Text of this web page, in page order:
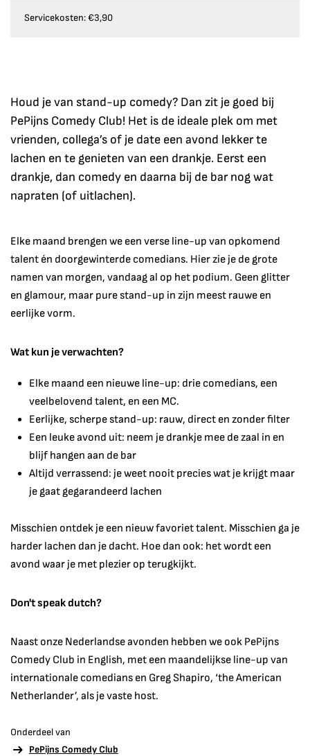
Servicekosten: €3,90
Houd je van stand-up comedy? Dan zit je goed bij
PePijns Comedy Club! Het is de ideale plek om met
vrienden, collega’s of je date een avond lekker te
lachen en te genieten van een drankje. Eerst een
drankje, dan comedy en daarna bij de bar nog wat
napraten (of uitlachen).
Elke maand brengen we een verse line-up van opkomend
talent én doorgewinterde comedians. Hier zie je de grote
namen van morgen, vandaag al op het podium. Geen glitter
en glamour, maar pure stand-up in zijn meest rauwe en
eerlijke vorm.
Wat kun je verwachten?
Elke maand een nieuwe line-up: drie comedians, een
veelbelovend talent, en een MC.
Eerlijke, scherpe stand-up: rauw, direct en zonder filter
Een leuke avond uit: neem je drankje mee de zaal in en
blijf hangen aan de bar
Altijd verrassend: je weet nooit precies wat je krijgt maar
je gaat gegarandeerd lachen
Misschien ontdek je een nieuw favoriet talent. Misschien ga je
harder lachen dan je dacht. Hoe dan ook: het wordt een
avond waar je met plezier op terugkijkt.
Don't speak dutch?
Naast onze Nederlandse avonden hebben we ook PePijns
Comedy Club in English, met een maandelijkse line-up van
internationale comedians en Greg Shapiro, ‘the American
Netherlander’, als je vaste host.
Onderdeel van
PePijns Comedy Club